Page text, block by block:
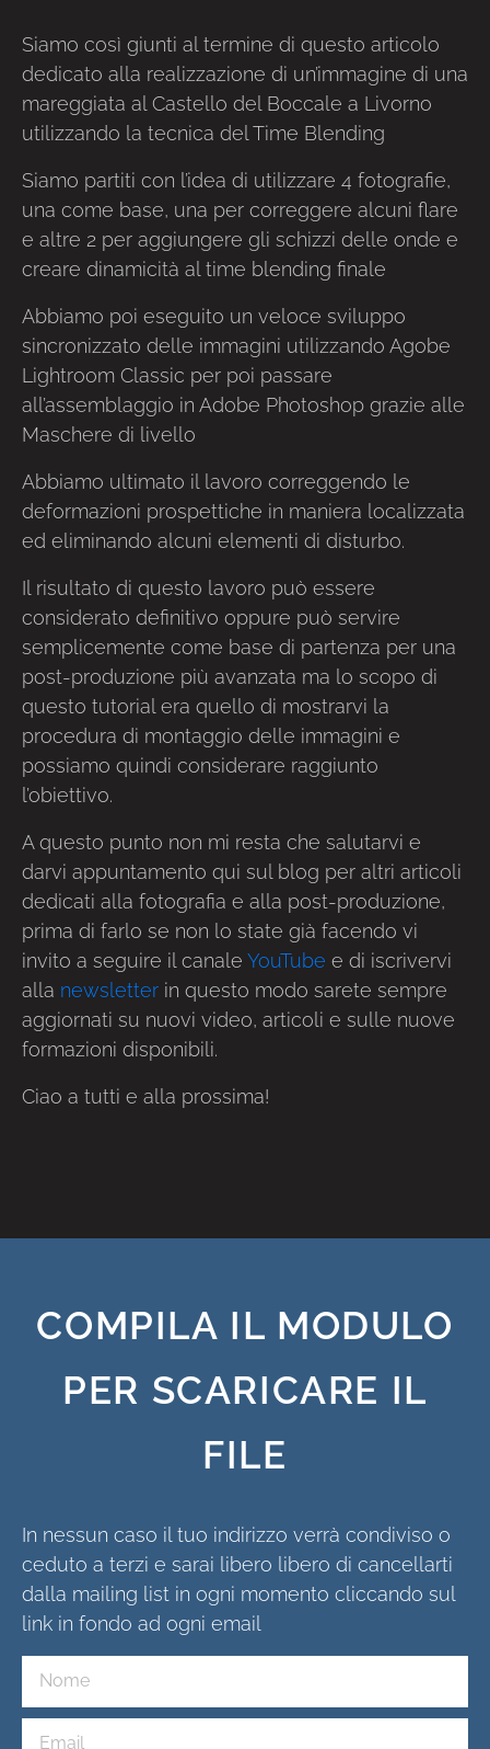
Siamo così giunti al termine di questo articolo
dedicato alla realizzazione di un’immagine di una
mareggiata al Castello del Boccale a Livorno
utilizzando la tecnica del Time Blending
Siamo partiti con l’idea di utilizzare 4 fotografie,
una come base, una per correggere alcuni flare
e altre 2 per aggiungere gli schizzi delle onde e
creare dinamicità al time blending finale
Abbiamo poi eseguito un veloce sviluppo
sincronizzato delle immagini utilizzando Agobe
Lightroom Classic per poi passare
all’assemblaggio in Adobe Photoshop grazie alle
Maschere di livello
Abbiamo ultimato il lavoro correggendo le
deformazioni prospettiche in maniera localizzata
ed eliminando alcuni elementi di disturbo.
Il risultato di questo lavoro può essere
considerato definitivo oppure può servire
semplicemente come base di partenza per una
post-produzione più avanzata ma lo scopo di
questo tutorial era quello di mostrarvi la
procedura di montaggio delle immagini e
possiamo quindi considerare raggiunto
l’obiettivo.
A questo punto non mi resta che salutarvi e
darvi appuntamento qui sul blog per altri articoli
dedicati alla fotografia e alla post-produzione,
prima di farlo se non lo state già facendo vi
invito a seguire il canale YouTube e di iscrivervi
alla newsletter in questo modo sarete sempre
aggiornati su nuovi video, articoli e sulle nuove
formazioni disponibili.
Ciao a tutti e alla prossima!
COMPILA IL MODULO
PER SCARICARE IL
FILE
In nessun caso il tuo indirizzo verrà condiviso o
ceduto a terzi e sarai libero libero di cancellarti
dalla mailing list in ogni momento cliccando sul
link in fondo ad ogni email